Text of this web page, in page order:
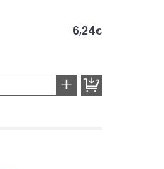
6,24€
+